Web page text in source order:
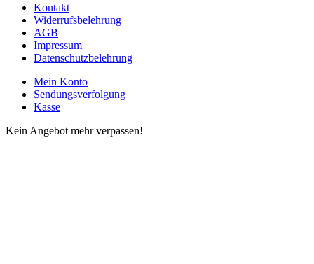
Kontakt
Widerrufsbelehrung
AGB
Impressum
Datenschutzbelehrung
Mein Konto
Sendungsverfolgung
Kasse
Kein Angebot mehr verpassen!